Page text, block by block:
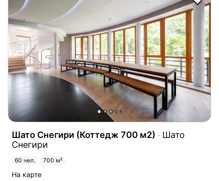
Шато Снегири (Коттедж 700 м2)
Шато
Снегири
60 чел. 700 м²
На карте